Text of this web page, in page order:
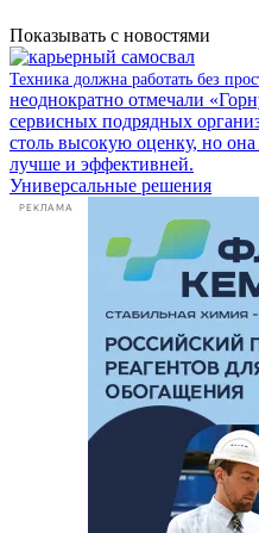
Показывать с новостями
Техника должна работать без
неоднократно отмечали
сервисных подрядных
столь высокую оценку, но она
лучше и эффективней.
Универсальные решения
РЕКЛАМА